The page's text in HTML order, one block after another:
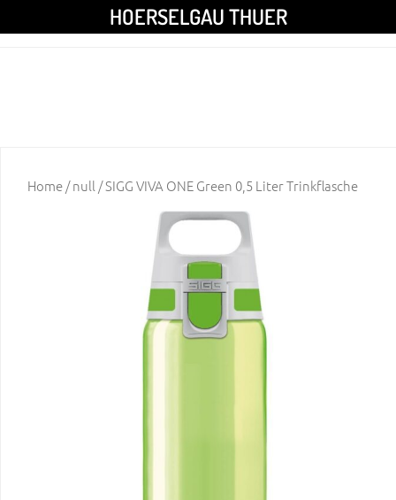
HOERSELGAU THUER
Home/null / SIGG VIVA ONE Green 0,5 Liter Trinkflasche